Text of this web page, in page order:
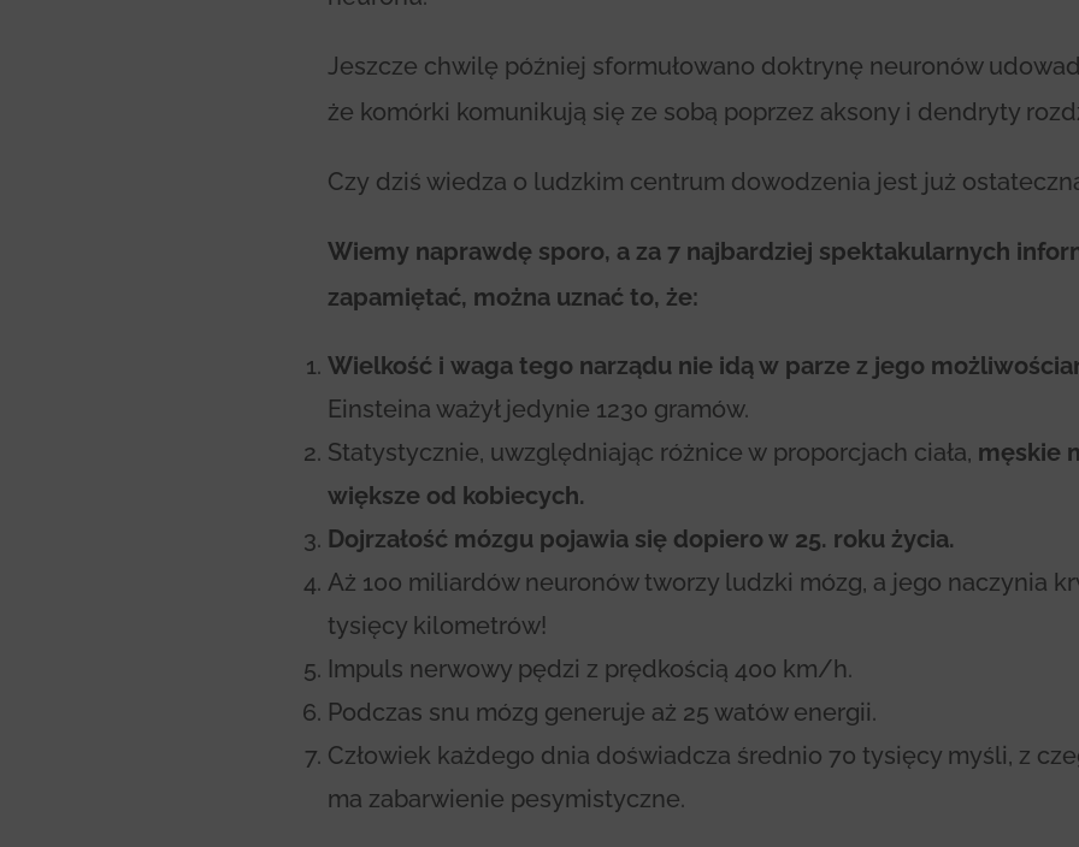
Jeszcze chwilę później sformułowano doktrynę neuronów
że komórki komunikują się ze sobą poprzez aksony i dendryty
Czy dziś wiedza o ludzkim centrum dowodzenia jest już
Wiemy naprawdę sporo, a za 7 najbardziej spektakularnych
zapamiętać, można uznać to, że:
Wielkość i waga tego narządu nie idą w parze z jego
Einsteina ważył jedynie 1230 gramów.
Statystycznie, uwzględniając różnice w proporcjach ciała, męskie
większe od kobiecych.
Dojrzałość mózgu pojawia się dopiero w 25. roku życia.
Aż 100 miliardów neuronów tworzy ludzki mózg, a jego naczynia
tysięcy kilometrów!
Impuls nerwowy pędzi z prędkością 400 km/h.
Podczas snu mózg generuje aż 25 watów energii.
Człowiek każdego dnia doświadcza średnio 70 tysięcy myśli, z
ma zabarwienie pesymistyczne.